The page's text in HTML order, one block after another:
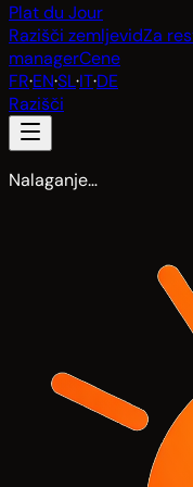
Plat du Jour
Razišči zemljevidZa
managerCene
FR·EN·SL·IT·DE
Razišči
Nalaganje…